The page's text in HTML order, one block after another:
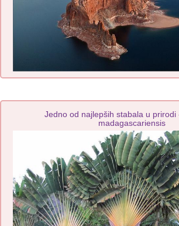
Jedno od najlepših stabala u prirodi
madagascariensis